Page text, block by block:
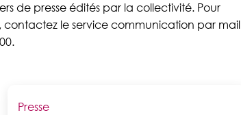
de presse édités par la collectivité. Pour
contactez le service communication par mail
Presse